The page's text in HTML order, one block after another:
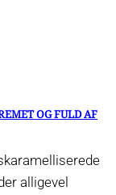
OG FULD AF
alligevel